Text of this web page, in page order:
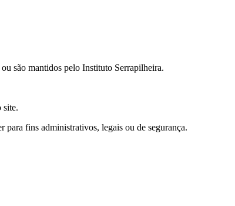
são mantidos pelo Instituto Serrapilheira.
site.
para fins administrativos, legais ou de segurança.